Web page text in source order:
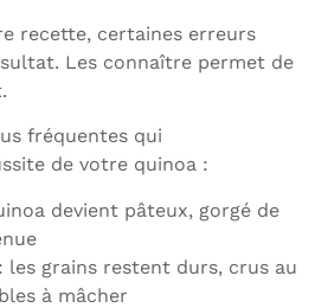
recette, certaines erreurs
Les connaître permet de
fréquentes qui
de votre quinoa :
devient pâteux, gorgé de
: les grains restent durs, crus au
à mâcher